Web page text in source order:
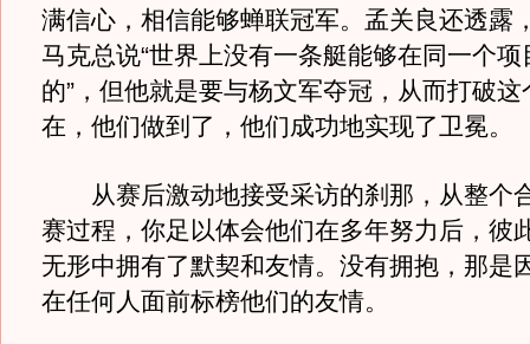
满信心，相信能够蝉联冠军。孟关良还透露
马克总说“世界上没有一条艇能够在同一个
的”，但他就是要与杨文军夺冠，从而打破这
在，他们做到了，他们成功地实现了卫冕。
从赛后激动地接受采访的刹那，从整个
赛过程，你足以体会他们在多年努力后，彼
无形中拥有了默契和友情。没有拥抱，那是
在任何人面前标榜他们的友情。